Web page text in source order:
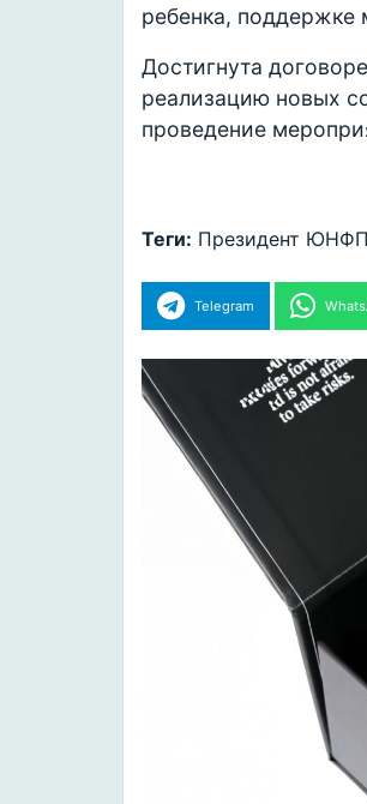
ребенка,
Достигнута
реализацию новых
проведение
Теги: Президент
Telegram